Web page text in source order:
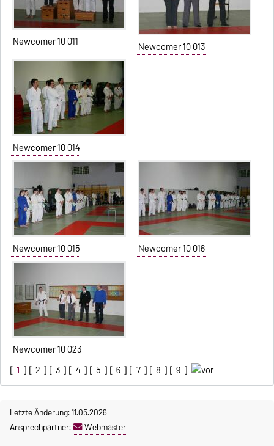
Newcomer 10 011 Newcomer 10 013
Newcomer 10 014
Newcomer 10 015 Newcomer 10 016
Newcomer 10 023
[ 1 ] [ 2 ] [ 3 ] [ 4 ] [ 5 ] [ 6 ] [ 7 ] [ 8 ] [ 9 ]
Letzte Änderung: 11.05.2026
Ansprechpartner:
Webmaster